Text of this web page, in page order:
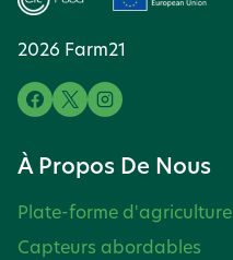
2026 Farm21
À Propos De Nous
Plate-forme d'agriculture
Capteurs abordables